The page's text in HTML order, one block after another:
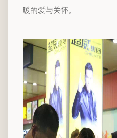
暖的爱与关怀。